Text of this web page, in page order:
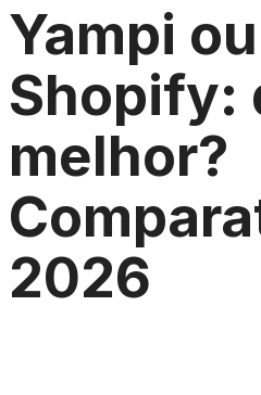
Yampi ou
Shopify:
melhor?
2026